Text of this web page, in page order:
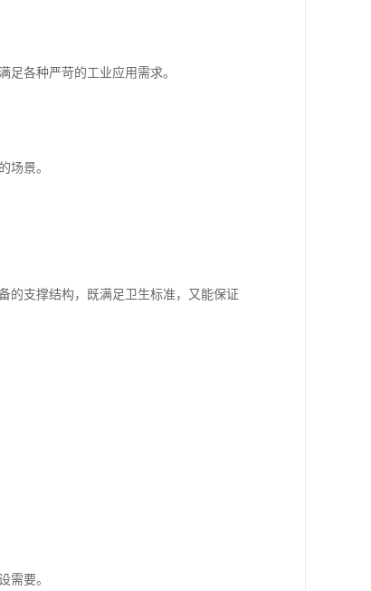
各种严苛的工业应用需求。
场景。
的支撑结构，既满足卫生标准，又能保证
需要。